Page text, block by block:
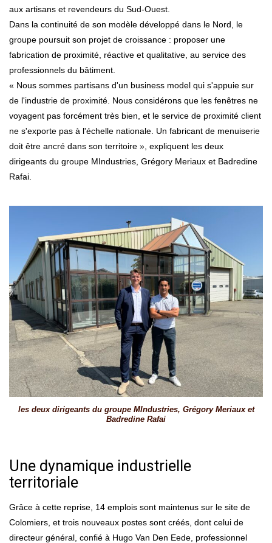
aux artisans et revendeurs du Sud-Ouest.
Dans la continuité de son modèle développé dans le Nord, le
groupe poursuit son projet de croissance : proposer une
fabrication de proximité, réactive et qualitative, au service des
professionnels du bâtiment.
« Nous sommes partisans d'un business model qui s'appuie sur
de l'industrie de proximité. Nous considérons que les fenêtres ne
voyagent pas forcément très bien, et le service de proximité client
ne s'exporte pas à l'échelle nationale. Un fabricant de menuiserie
doit être ancré dans son territoire », expliquent les deux
dirigeants du groupe MIndustries, Grégory Meriaux et Badredine
Rafai.
les deux dirigeants du groupe MIndustries, Grégory Meriaux et
Badredine Rafai
Une dynamique industrielle
territoriale
Grâce à cette reprise, 14 emplois sont maintenus sur le site de
Colomiers, et trois nouveaux postes sont créés, dont celui de
directeur général, confié à Hugo Van Den Eede, professionnel